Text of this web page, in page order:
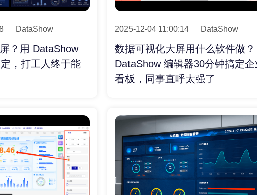
DataShow
？用 DataShow
，打工人终于能
2025-12-04 11:00:14 DataShow
数据可视化大屏用什么软件做？
DataShow 编辑器30分钟搞定企
看板，同事直呼太强了